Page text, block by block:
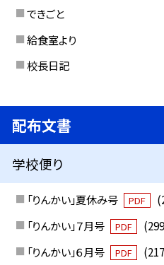
できごと
給食室より
校長日記
配布文書
学校便り
「りんかい」夏休み号 PDF
「りんかい」７月号
PDF
「りんかい」６月号
PDF